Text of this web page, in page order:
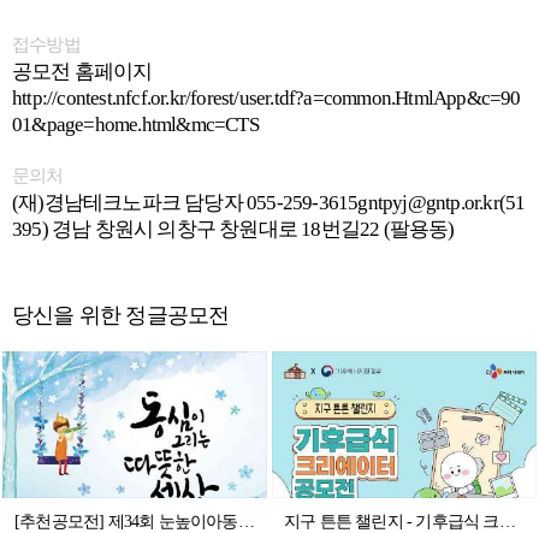
접수방법
공모전 홈페이지
http://contest.nfcf.or.kr/forest/user.tdf?a=common.HtmlApp&c=90
01&page=home.html&mc=CTS
문의처
(재)경남테크노파크 담당자 055-259-3615gntpyj@gntp.or.kr(51
395) 경남 창원시 의창구 창원대로 18번길22 (팔용동)
당신을 위한 정글공모전
[추천공모전] 제34회 눈높이아동문학대전(~8/31) 지구 튼튼 챌린지 - 기후급식 크리에이터 공모전(~9/13)